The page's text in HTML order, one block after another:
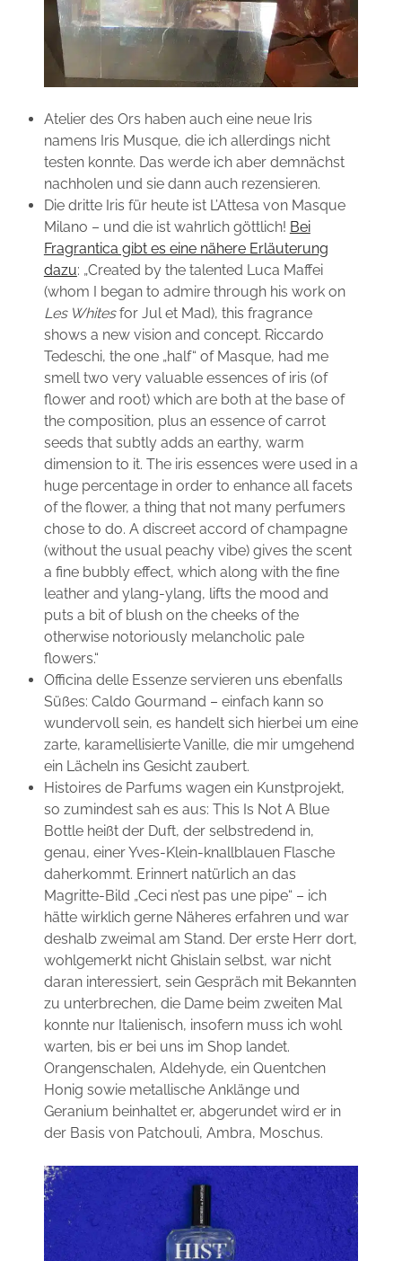
Atelier des Ors haben auch eine neue Iris
namens Iris Musque, die ich allerdings nicht
testen konnte. Das werde ich aber demnächst
nachholen und sie dann auch rezensieren.
Die dritte Iris für heute ist L’Attesa von Masque
Milano – und die ist wahrlich göttlich! Bei
Fragrantica gibt es eine nähere Erläuterung
dazu: „Created by the talented Luca Maffei
(whom I began to admire through his work on
Les Whitesfor Jul et Mad), this fragrance
shows a new vision and concept. Riccardo
Tedeschi, the one „half“ of Masque, had me
smell two very valuable essences of iris (of
flower and root) which are both at the base of
the composition, plus an essence of carrot
seeds that subtly adds an earthy, warm
dimension to it. The iris essences were used in a
huge percentage in order to enhance all facets
of the flower, a thing that not many perfumers
chose to do. A discreet accord of champagne
(without the usual peachy vibe) gives the scent
a fine bubbly effect, which along with the fine
leather and ylang-ylang, lifts the mood and
puts a bit of blush on the cheeks of the
otherwise notoriously melancholic pale
flowers.“
Officina delle Essenze servieren uns ebenfalls
Süßes: Caldo Gourmand – einfach kann so
wundervoll sein, es handelt sich hierbei um eine
zarte, karamellisierte Vanille, die mir umgehend
ein Lächeln ins Gesicht zaubert.
Histoires de Parfums wagen ein Kunstprojekt,
so zumindest sah es aus: This Is Not A Blue
Bottle heißt der Duft, der selbstredend in,
genau, einer Yves-Klein-knallblauen Flasche
daherkommt. Erinnert natürlich an das
Magritte-Bild „Ceci n’est pas une pipe“ – ich
hätte wirklich gerne Näheres erfahren und war
deshalb zweimal am Stand. Der erste Herr dort,
wohlgemerkt nicht Ghislain selbst, war nicht
daran interessiert, sein Gespräch mit Bekannten
zu unterbrechen, die Dame beim zweiten Mal
konnte nur Italienisch, insofern muss ich wohl
warten, bis er bei uns im Shop landet.
Orangenschalen, Aldehyde, ein Quentchen
Honig sowie metallische Anklänge und
Geranium beinhaltet er, abgerundet wird er in
der Basis von Patchouli, Ambra, Moschus.